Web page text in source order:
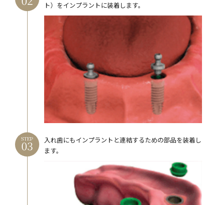
ト）をインプラントに装着します。
STEP
入れ歯にもインプラントと連結するための部品を装着し
ます。